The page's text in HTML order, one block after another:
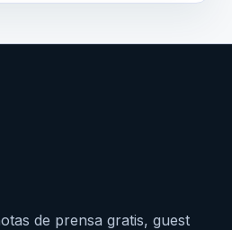
de prensa gratis, guest